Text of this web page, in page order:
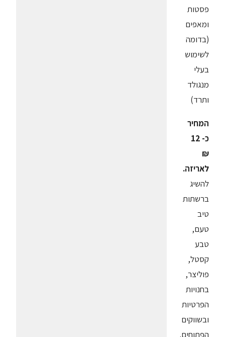
פסטות
ומאפים
(בדומה
לשימוש
בעלי
מנגולד
ותרד)
המחיר
כ- 12
₪
לאריזה.
להשיג
ברשתות
טיב
טעם,
טבע
קסטל,
פוליצר,
בחנויות
הפרטיות
ובשווקים
הפתוחים.